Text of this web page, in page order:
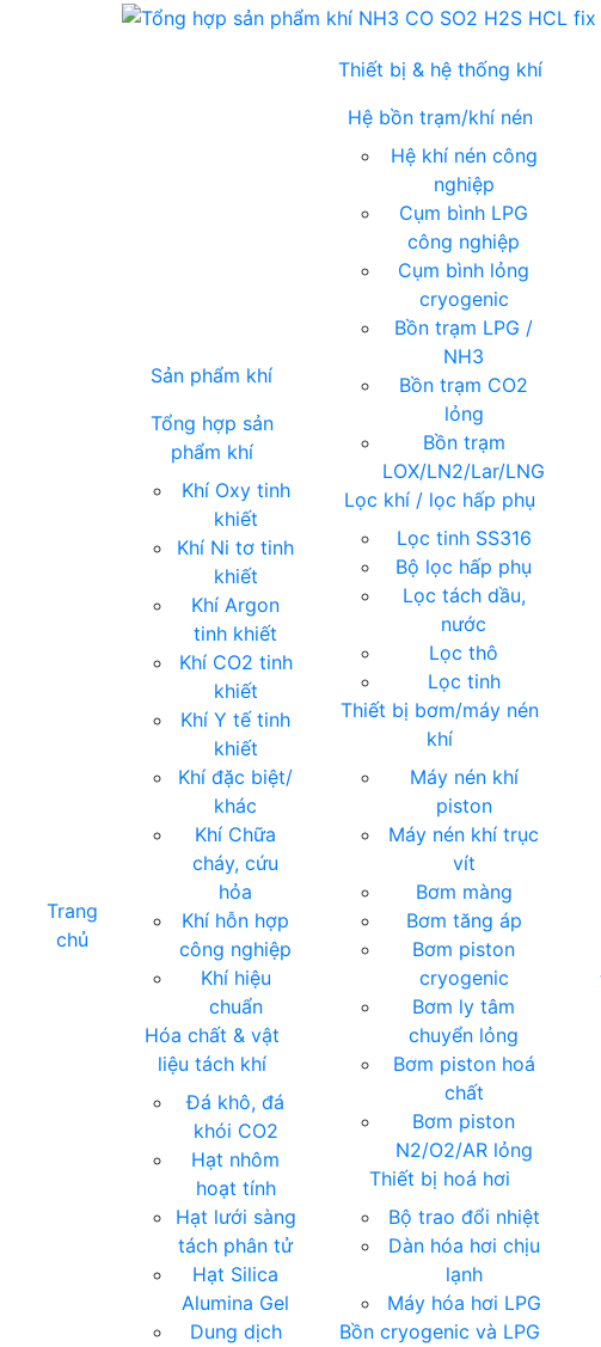
Trang
chủ
Sản phẩm khí
Tổng hợp sản
phẩm khí
Khí Oxy tinh
khiết
Khí Ni tơ tinh
khiết
Khí Argon
tinh khiết
Khí CO2 tinh
khiết
Khí Y tế tinh
khiết
Khí đặc biệt/
khác
Khí Chữa
cháy, cứu
hỏa
Khí hỗn hợp
công nghiệp
Khí hiệu
chuẩn
Hóa chất & vật
liệu tách khí
Đá khô, đá
khói CO2
Hạt nhôm
hoạt tính
Hạt lưới sàng
tách phân tử
Hạt Silica
Alumina Gel
Dung dịch
Thiết bị & hệ thống khí
Hệ bồn trạm/khí nén
Hệ khí nén công
nghiệp
Cụm bình LPG
công nghiệp
Cụm bình lỏng
cryogenic
Bồn trạm LPG /
NH3
Bồn trạm CO2
lỏng
Bồn trạm
LOX/LN2/Lar/LNG
Lọc khí / lọc hấp phụ
Lọc tinh SS316
Bộ lọc hấp phụ
Lọc tách dầu,
nước
Lọc thô
Lọc tinh
Thiết bị bơm/máy nén
khí
Máy nén khí
piston
Máy nén khí trục
vít
Bơm màng
Bơm tăng áp
Bơm piston
cryogenic
Bơm ly tâm
chuyển lỏng
Bơm piston hoá
chất
Bơm piston
N2/O2/AR lỏng
Thiết bị hoá hơi
Bộ trao đổi nhiệt
Dàn hóa hơi chịu
lạnh
Máy hóa hơi LPG
Bồn cryogenic và LPG